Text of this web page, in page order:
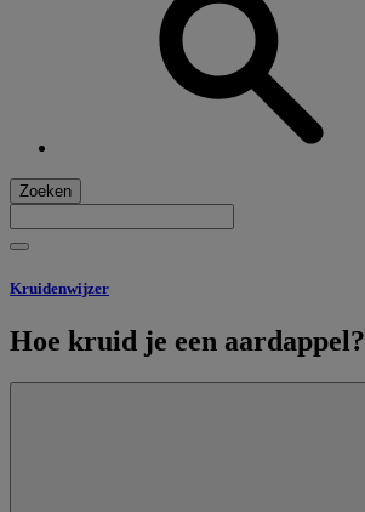
Zoeken
Kruidenwijzer
Hoe kruid je een aardappel?